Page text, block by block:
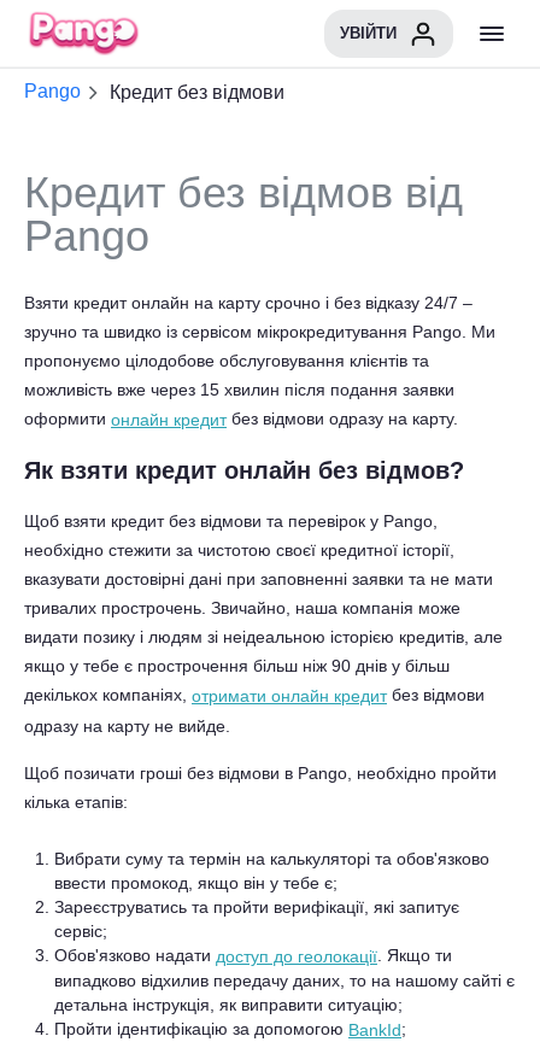
УВІЙТИ
Pango Кредит без відмови
Кредит без відмов від
Pango
Взяти кредит онлайн на карту срочно і без відказу 24/7 –
зручно та швидко із сервісом мікрокредитування Pango. Ми
пропонуємо цілодобове обслуговування клієнтів та
можливість вже через 15 хвилин після подання заявки
оформити онлайн кредитбез відмови одразу на карту.
Як взяти кредит онлайн без відмов?
Щоб взяти кредит без відмови та перевірок у Pango,
необхідно стежити за чистотою своєї кредитної історії,
вказувати достовірні дані при заповненні заявки та не мати
тривалих прострочень. Звичайно, наша компанія може
видати позику і людям зі неідеальною історією кредитів, але
якщо у тебе є прострочення більш ніж 90 днів у більш
декількох компаніях, отримати онлайн кредитбез відмови
одразу на карту не вийде.
Щоб позичати гроші без відмови в Pango, необхідно пройти
кілька етапів:
Вибрати суму та термін на калькуляторі та обов'язково
ввести промокод, якщо він у тебе є;
Зареєструватись та пройти верифікації, які запитує
сервіс;
Обов'язково надати доступ до геолокації . Якщо ти
випадково відхилив передачу даних, то на нашому сайті є
детальна інструкція, як виправити ситуацію;
Пройти ідентифікацію за допомогою BankId;